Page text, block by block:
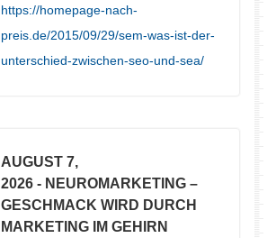
https://homepage-nach-
preis.de/2015/09/29/sem-was-ist-der-
unterschied-zwischen-seo-und-sea/
AUGUST 7,
2026 - NEUROMARKETING –
GESCHMACK WIRD DURCH
MARKETING IM GEHIRN